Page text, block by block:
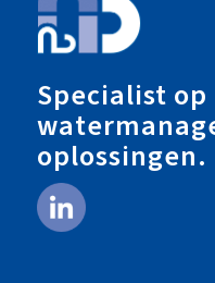
Specialist
oplossingen.